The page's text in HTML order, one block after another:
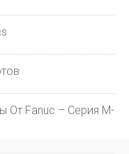
От Fanuc – Серия M-